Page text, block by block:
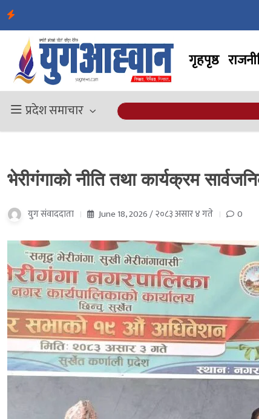
गृहपृष्ठ
प्रदेश समाचार
भेरीगंगाको नीति तथा कार्यक्रम
युग संवाददाता June 18, 2026 / २०८३ असार ४ गते 0